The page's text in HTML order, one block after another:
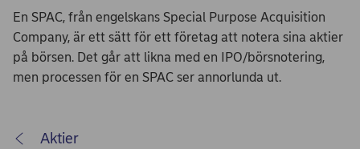
En SPAC, från engelskans Special Purpose Acquisition
Company, är ett sätt för ett företag att notera sina aktier
på börsen. Det går att likna med en IPO/börsnotering,
men processen för en SPAC ser annorlunda ut.
Aktier